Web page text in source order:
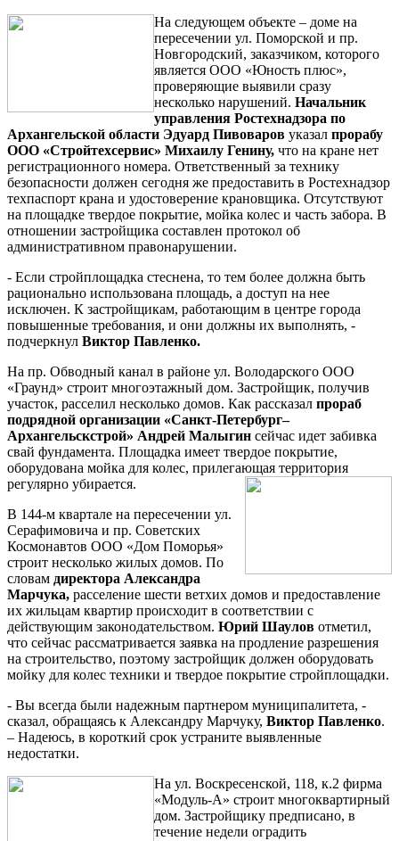
На следующем объекте – доме на
пересечении ул. Поморской и пр.
Новгородский, заказчиком, которого
является ООО «Юность плюс»,
проверяющие выявили сразу
несколько нарушений. Начальник
управления Ростехнадзора по
Архангельской области Эдуард Пивоваров указал прорабу
ООО «Стройтехсервис» Михаилу Генину, что на кране нет
регистрационного номера. Ответственный за технику
безопасности должен сегодня же предоставить в Ростехнадзор
техпаспорт крана и удостоверение крановщика. Отсутствуют
на площадке твердое покрытие, мойка колес и часть забора. В
отношении застройщика составлен протокол об
административном правонарушении.
- Если стройплощадка стеснена, то тем более должна быть
рационально использована площадь, а доступ на нее
исключен. К застройщикам, работающим в центре города
повышенные требования, и они должны их выполнять, -
подчеркнул Виктор Павленко.
На пр. Обводный канал в районе ул. Володарского ООО
«Граунд» строит многоэтажный дом. Застройщик, получив
участок, расселил несколько домов. Как рассказал прораб
подрядной организации «Санкт-Петербург–
Архангельскстрой» Андрей Малыгин сейчас идет забивка
свай фундамента. Площадка имеет твердое покрытие,
оборудована мойка для колес, прилегающая территория
регулярно убирается.
В 144-м квартале на пересечении ул.
Серафимовича и пр. Советских
Космонавтов ООО «Дом Поморья»
строит несколько жилых домов. По
словам директора Александра
Марчука, расселение шести ветхих домов и предоставление
их жильцам квартир происходит в соответствии с
действующим законодательством. Юрий Шаулов отметил,
что сейчас рассматривается заявка на продление разрешения
на строительство, поэтому застройщик должен оборудовать
мойку для колес техники и твердое покрытие стройплощадки.
- Вы всегда были надежным партнером муниципалитета, -
сказал, обращаясь к Александру Марчуку, Виктор Павленко.
– Надеюсь, в короткий срок устраните выявленные
недостатки.
На ул. Воскресенской, 118, к.2 фирма
«Модуль-А» строит многоквартирный
дом. Застройщику предписано, в
течение недели оградить